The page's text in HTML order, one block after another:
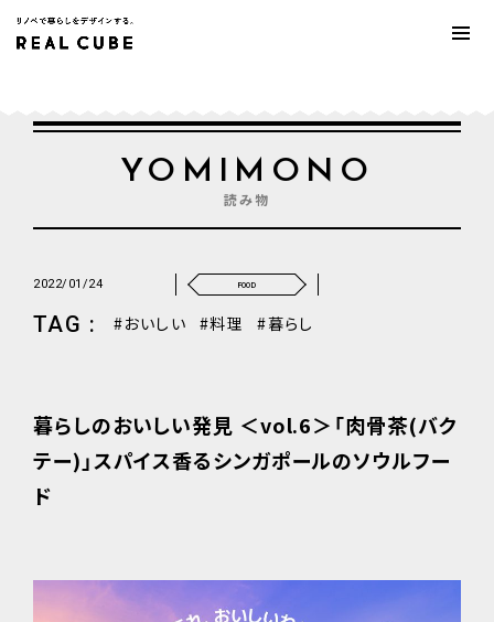
YOMIMONO
読み物
2022/01/24 FOOD
TAG : おいしい 料理 暮らし
暮らしのおいしい発見 ＜vol.6＞「肉骨茶(バク
テー)」スパイス香るシンガポールのソウルフー
ド